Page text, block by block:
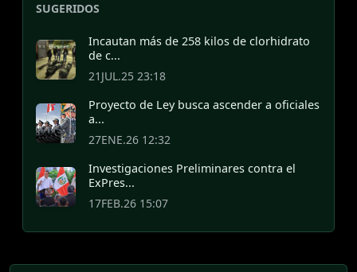
SUGERIDOS
Incautan más de 258 kilos de clorhidrato
de c...
21JUL.25 23:18
Proyecto de Ley busca ascender a oficiales
a...
27ENE.26 12:32
Investigaciones Preliminares contra el
ExPres...
17FEB.26 15:07